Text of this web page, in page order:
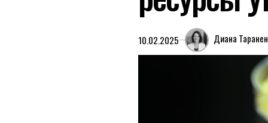
10.02.2025 Диана